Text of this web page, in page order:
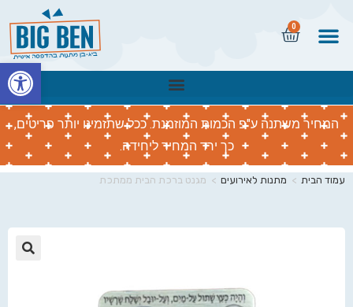
0
המחיר משתנה ע"פ הכמות המוזמנת. ככל שתזמינו יותר פריטים,
כך ירד המחיר ליחידה.
עמוד הבית > מתנות לאירועים > מגנט ברכת הבית ממתכת